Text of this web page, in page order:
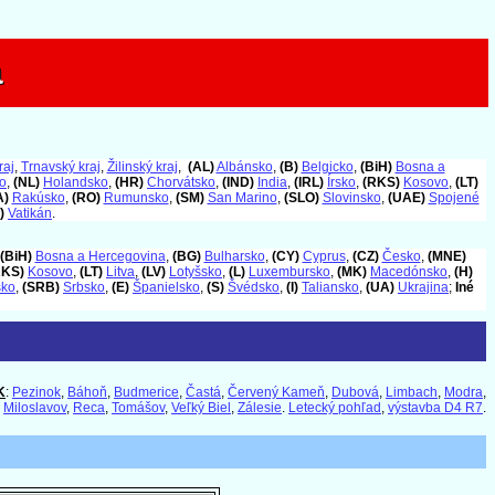
, Trnavský kraj, Žilinský kraj, (AL)Albánsko, (B) Belgicko, (BiH) Bosna a
, (NL) Holandsko, (HR) Chorvátsko, (IND) India, (IRL) Írsko, (RKS) Kosovo, (LT)
Rakúsko, (RO) Rumunsko, (SM) San Marino, (SLO) Slovinsko, (UAE) Spojené
Vatikán.
(BiH) Bosna a Hercegovina, (BG) Bulharsko, (CY) Cyprus, (CZ) Česko, (MNE)
Kosovo, (LT) Litva, (LV) Lotyšsko, (L) Luxembursko, (MK) Macedónsko, (H)
, (SRB) Srbsko, (E) Španielsko, (S) Švédsko, (I) Taliansko, (UA) Ukrajina; Iné
: Pezinok, Báhoň, Budmerice, Častá, Červený Kameň, Dubová, Limbach, Modra,
Miloslavov, Reca, Tomášov, Veľký Biel , Zálesie. Letecký pohľad , výstavba D4 R7.